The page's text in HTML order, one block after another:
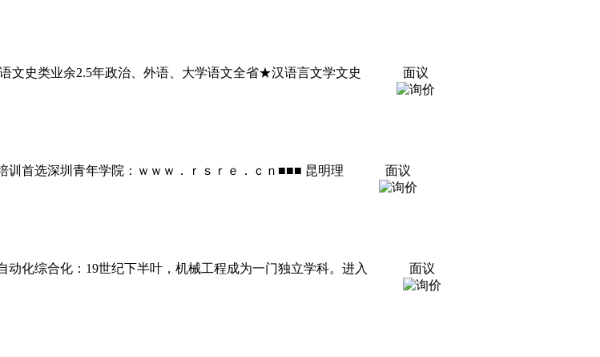
文史类业余2.5年政治、外语、大学语文全省★汉语言文学文史
面议
训首选深圳青年学院：ｗｗｗ．ｒｓｒｅ．ｃｎ■■■ 昆明理
面议
化综合化：19世纪下半叶，机械工程成为一门独立学科。进入
面议